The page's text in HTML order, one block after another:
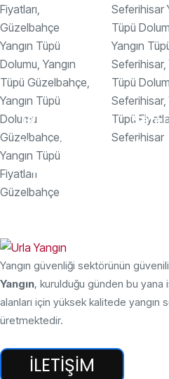
Güzelbahçe
Yangın
Tüpü
Yangın
Yangın güvenliği sektörünün
Yangın, kurulduğu günden bu yana
alanları için yüksek kalitede yangın
üretmektedir.
İLETIŞIM